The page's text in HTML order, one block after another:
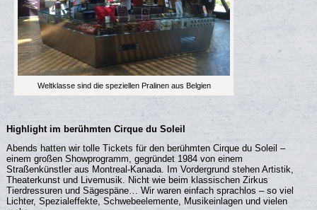
Weltklasse sind die speziellen Pralinen aus Belgien
Highlight im berühmten Cirque du Soleil
Abends hatten wir tolle Tickets für den berühmten Cirque du Soleil –
einem großen Showprogramm, gegründet 1984 von einem
Straßenkünstler aus Montreal-Kanada. Im Vordergrund stehen Artistik,
Theaterkunst und Livemusik. Nicht wie beim klassischen Zirkus
Tierdressuren und Sägespäne… Wir waren einfach sprachlos – so viel
Lichter, Spezialeffekte, Schwebeelemente, Musikeinlagen und vielen